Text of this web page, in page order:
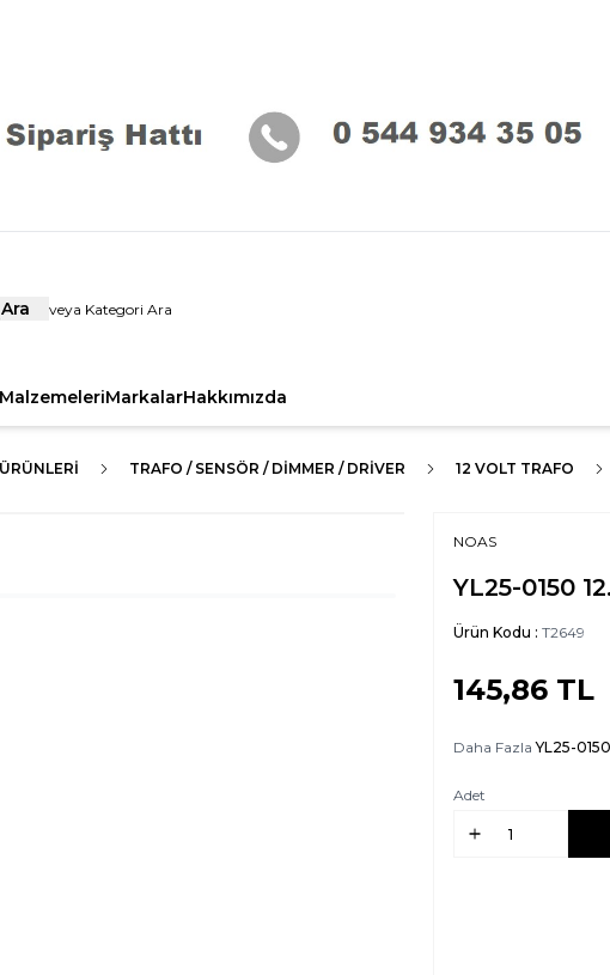
Ara
MarkalarHakkımızda
TRAFO / SENSÖR / DİMMER / DRİVER 12 VOLT TRAFO
NOAS
YL25-0150
Ürün Kodu : T2649
145,86 TL
Daha FazlaYL25-0150
Adet